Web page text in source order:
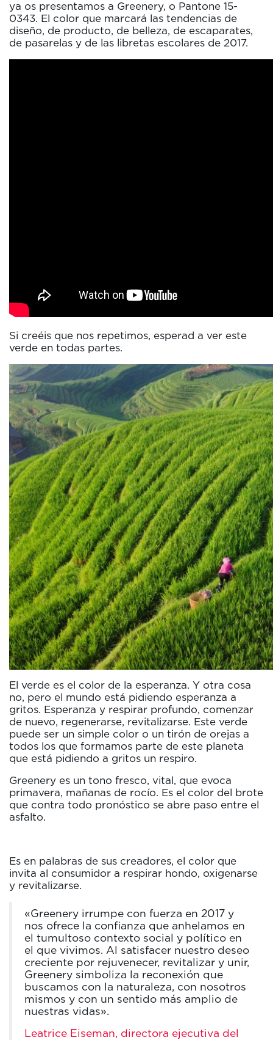
ya os presentamos a Greenery, o Pantone 15-
0343. El color que marcará las tendencias de
diseño, de producto, de belleza, de escaparates,
de pasarelas y de las libretas escolares de 2017.
Si creéis que nos repetimos, esperad a ver este
verde en todas partes.
El verde es el color de la esperanza. Y otra cosa
no, pero el mundo está pidiendo esperanza a
gritos. Esperanza y respirar profundo, comenzar
de nuevo, regenerarse, revitalizarse. Este verde
puede ser un simple color o un tirón de orejas a
todos los que formamos parte de este planeta
que está pidiendo a gritos un respiro.
Greenery es un tono fresco, vital, que evoca
primavera, mañanas de rocío. Es el color del brote
que contra todo pronóstico se abre paso entre el
asfalto.
Es en palabras de sus creadores, el color que
invita al consumidor a respirar hondo, oxigenarse
y revitalizarse.
«Greenery irrumpe con fuerza en 2017 y
nos ofrece la confianza que anhelamos en
el tumultoso contexto social y político en
el que vivimos. Al satisfacer nuestro deseo
creciente por rejuvenecer, revitalizar y unir,
Greenery simboliza la reconexión que
buscamos con la naturaleza, con nosotros
mismos y con un sentido más amplio de
nuestras vidas».
Leatrice Eiseman, directora ejecutiva del